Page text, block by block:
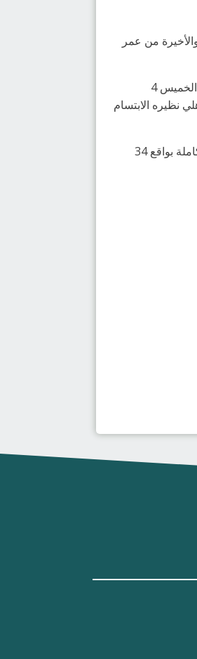
ضمن الجولة الثامنة عشر والأخيرة من عمر
وستنطلق المواجهة الأولى ضمن الجولة اليوم في تمام الساعة 9:00 مساءً، عندما يلتقي الصفا مع المحيط على صالة الأول بصفوى، وتلعب غداً الخميس 4
نظيره الابتسام
يذكر أن فريق النور ضمن تحقيق لقب البطولة قبل ختام المنافسات بثلاث جولات، حيث أنه يتصدر سلّم الترتيب العام لفرق البطولة بالعلامة الكاملة بواقع 34